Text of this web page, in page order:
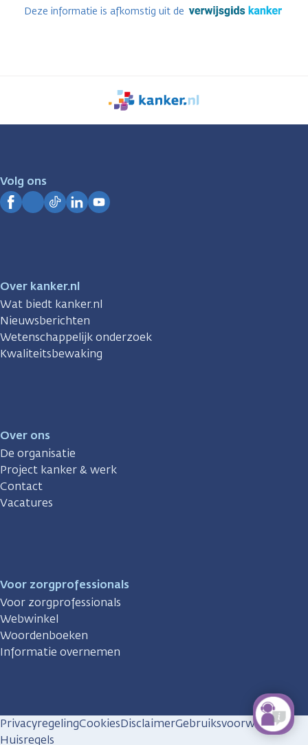
Deze informatie is afkomstig uit de
We
zijn
Volg ons
Over kanker.nl
Wat biedt kanker.nl
Nieuwsberichten
Wetenschappelijk onderzoek
Kwaliteitsbewaking
Over ons
De organisatie
Project kanker & werk
Contact
Vacatures
Voor zorgprofessionals
Voor zorgprofessionals
Webwinkel
Woordenboeken
Informatie overnemen
PrivacyregelingCookiesDisclaimerGebruiksvoorwaarden
Huisregels